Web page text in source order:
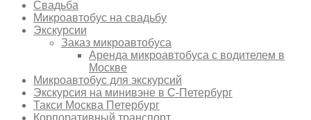
Свадьба
Микроавтобус на свадьбу
Экскурсии
Заказ микроавтобуса
Аренда микроавтобуса с водителем в
Москве
Микроавтобус для экскурсий
Экскурсия на минивэне в С-Петербург
Такси Москва Петербург